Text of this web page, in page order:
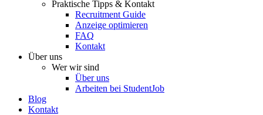
Praktische Tipps & Kontakt
Recruitment Guide
Anzeige optimieren
FAQ
Kontakt
Über uns
Wer wir sind
Über uns
Arbeiten bei StudentJob
Blog
Kontakt